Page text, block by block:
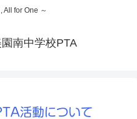
All for One ～
南中学校PTA
活動について